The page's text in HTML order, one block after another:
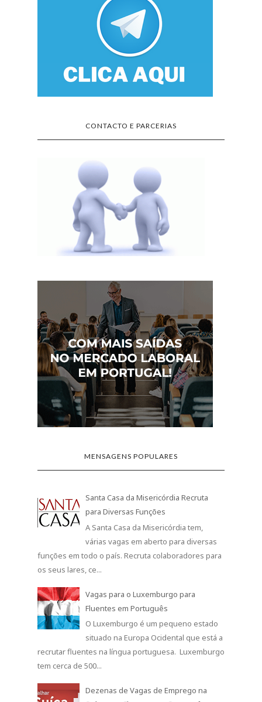
CONTACTO E PARCERIAS
MENSAGENS POPULARES
Santa Casa da Misericórdia Recruta
para Diversas Funções
A Santa Casa da Misericórdia tem,
várias vagas em aberto para diversas
funções em todo o país. Recruta colaboradores para
os seus lares, ce...
Vagas para o Luxemburgo para
Fluentes em Português
O Luxemburgo é um pequeno estado
situado na Europa Ocidental que está a
recrutar fluentes na língua portuguesa. Luxemburgo
tem cerca de 500...
Dezenas de Vagas de Emprego na